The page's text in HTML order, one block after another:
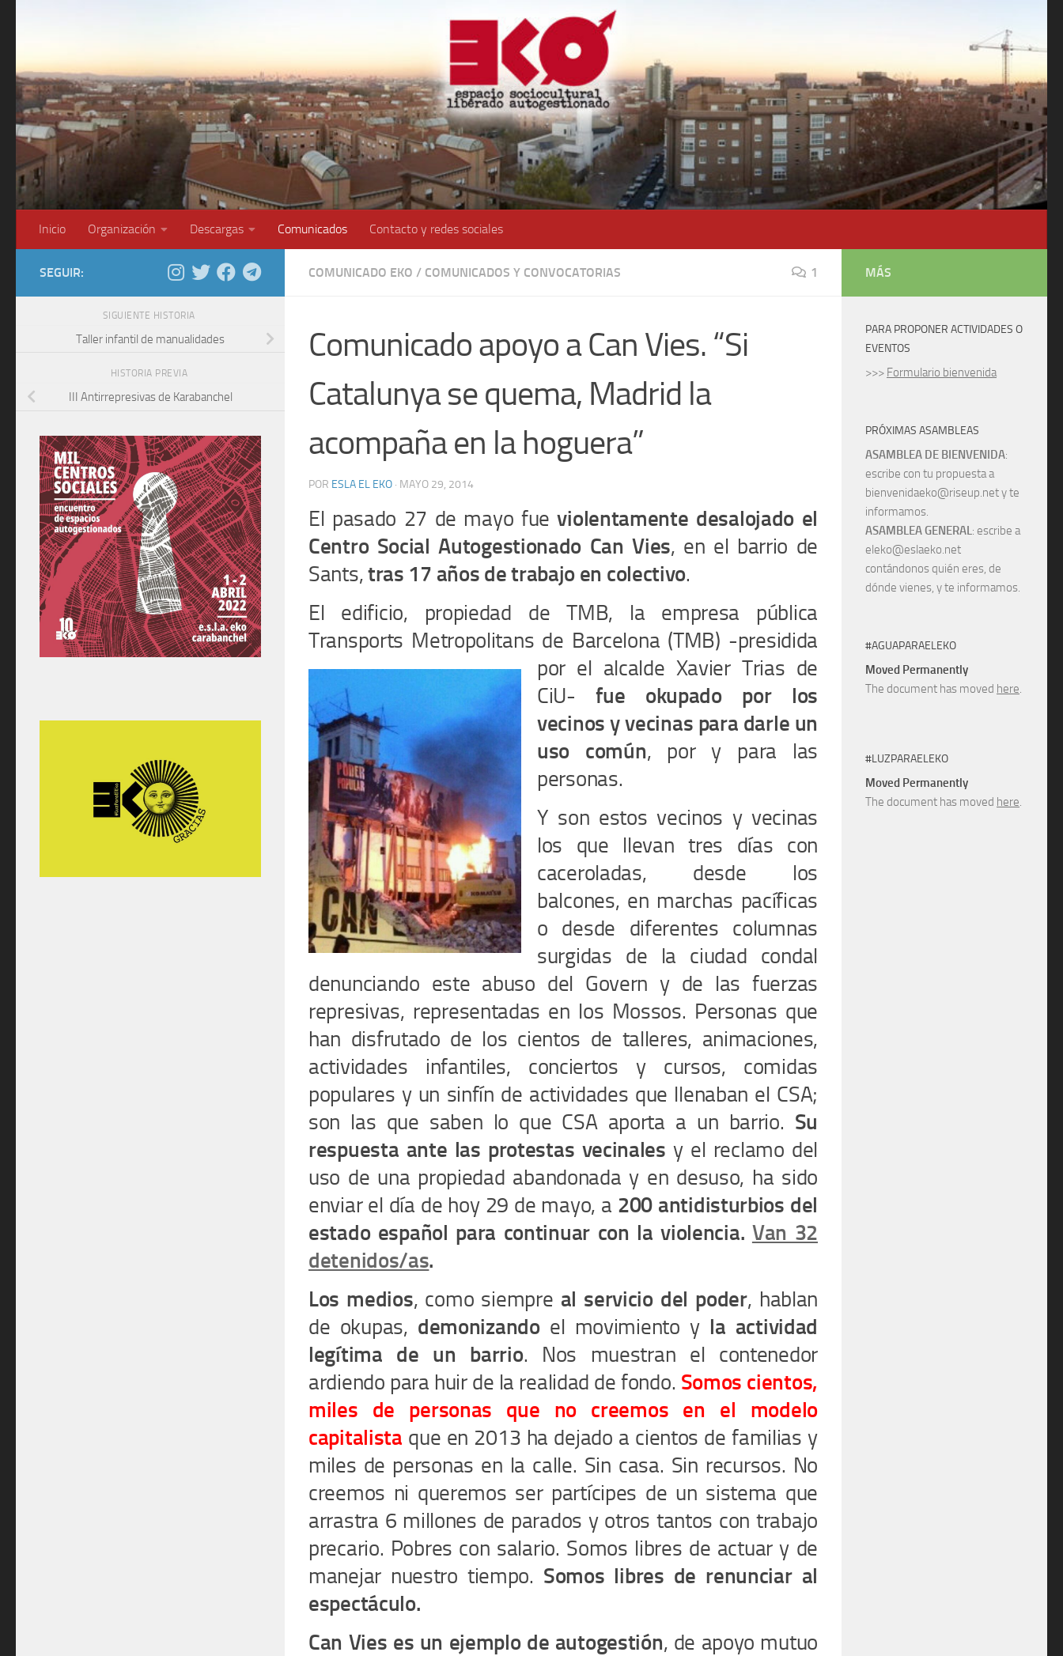
Inicio Organización Descargas Comunicados Contacto y redes sociales
COMUNICADO EKO / COMUNICADOS Y CONVOCATORIAS 1
Comunicado apoyo a Can Vies. “Si
Catalunya se quema, Madrid la
acompaña en la hoguera”
POR ESLA EL EKO · MAYO 29, 2014
El pasado 27 de mayo fueviolentamente desalojado el
Centro Social Autogestionado Can Vies, en el barrio de
Sants,tras 17 años de trabajo en colectivo.
El edificio, propiedad de TMB, la empresa pública
Transports Metropolitans de Barcelona (TMB) -presidida
por el alcalde Xavier Trias de
CiU-fue okupado por los
vecinos y vecinas para darle un
uso común, por y para las
personas.
Y son estos vecinos y vecinas
los que llevan tres días con
caceroladas, desde los
balcones, en marchas pacíficas
o desde diferentes columnas
surgidas de la ciudad condal
denunciando este abuso del Govern y de las fuerzas
represivas, representadas en los Mossos. Personas que
han disfrutado de los cientos de talleres, animaciones,
actividades infantiles, conciertos y cursos, comidas
populares y un sinfín de actividades que llenaban el CSA;
son las que saben lo que CSA aporta a un barrio. Su
respuesta ante las protestas vecinales y el reclamo del
uso de una propiedad abandonada y en desuso, ha sido
enviar el día de hoy 29 de mayo, a 200 antidisturbios del
estado español para continuar con la violencia. Van 32
detenidos/as.
Los medios, como siempre al servicio del poder, hablan
de okupas, demonizandoel movimiento y la actividad
legítima de un barrio. Nos muestran el contenedor
ardiendo para huir de la realidad de fondo. Somos cientos,
miles de personas que no creemos en el modelo
capitalista que en 2013 ha dejado a cientos de familias y
miles de personas en la calle. Sin casa. Sin recursos. No
creemos ni queremos ser partícipes de un sistema que
arrastra 6 millones de parados y otros tantos con trabajo
precario. Pobres con salario. Somos libres de actuar y de
manejar nuestro tiempo. Somos libres de renunciar al
espectáculo.
Can Vies es un ejemplo de autogestión, de apoyo mutuo
SEGUIR:
SIGUIENTE HISTORIA
Taller infantil de manualidades
HISTORIA PREVIA
III Antirrepresivas de Karabanchel
MÁS
PARA PROPONER ACTIVIDADES O
EVENTOS
>>> Formulario bienvenida
PRÓXIMAS ASAMBLEAS
ASAMBLEA DE BIENVENIDA:
escribe con tu propuesta a
bienvenidaeko@riseup.net y te
informamos.
ASAMBLEA GENERAL: escribe a
eleko@eslaeko.net
contándonos quién eres, de
dónde vienes, y te informamos.
#AGUAPARAELEKO
Moved Permanently
The document has moved here.
#LUZPARAELEKO
Moved Permanently
The document has moved here.